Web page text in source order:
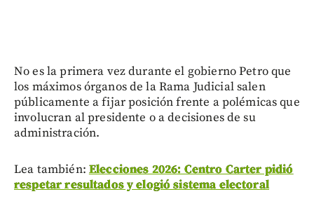
No es la primera vez durante el gobierno Petro que
los máximos órganos de la Rama Judicial salen
públicamente a fijar posición frente a polémicas que
involucran al presidente o a decisiones de su
administración.
Lea también: Elecciones 2026: Centro Carter pidió
respetar resultados y elogió sistema electoral